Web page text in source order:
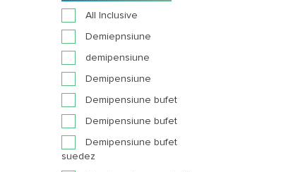
All Inclusive
Demiepnsiune
demipensiune
Demipensiune
Demipensiune bufet
Demipensiune bufet
Demipensiune bufet
suedez